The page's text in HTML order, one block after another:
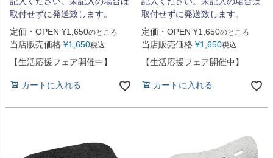
取付せずに発送致します。
定価・OPEN ¥1,650のところ
当店販売価格 ¥1,650税込
【生活応援フェア開催中】
カートに入れる
取付せずに発送致します。
定価・OPEN ¥1,650のところ
当店販売価格 ¥1,650税込
【生活応援フェア開催中】
カートに入れる